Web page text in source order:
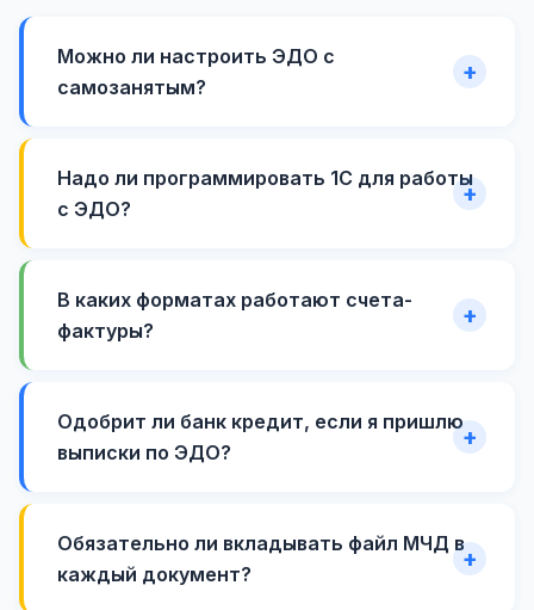
Можно ли настроить ЭДО с
самозанятым?
Надо ли программировать 1С для работы
с ЭДО?
В каких форматах работают счета-
фактуры?
Одобрит ли банк кредит, если я пришлю
выписки по ЭДО?
Обязательно ли вкладывать файл МЧД в
каждый документ?